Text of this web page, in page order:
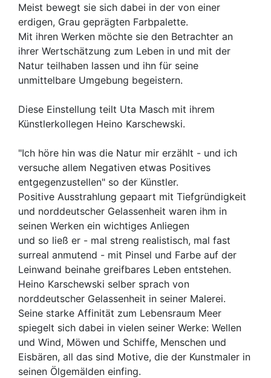
Meist bewegt sie sich dabei in der von einer
erdigen, Grau geprägten Farbpalette.
Mit ihren Werken möchte sie den Betrachter an
ihrer Wertschätzung zum Leben in und mit der
Natur teilhaben lassen und ihn für seine
unmittelbare Umgebung begeistern.
Diese Einstellung teilt Uta Masch mit ihrem
Künstlerkollegen Heino Karschewski.
"Ich höre hin was die Natur mir erzählt - und ich
versuche allem Negativen etwas Positives
entgegenzustellen" so der Künstler.
Positive Ausstrahlung gepaart mit Tiefgründigkeit
und norddeutscher Gelassenheit waren ihm in
seinen Werken ein wichtiges Anliegen
und so ließ er - mal streng realistisch, mal fast
surreal anmutend - mit Pinsel und Farbe auf der
Leinwand beinahe greifbares Leben entstehen.
Heino Karschewski selber sprach von
norddeutscher Gelassenheit in seiner Malerei.
Seine starke Affinität zum Lebensraum Meer
spiegelt sich dabei in vielen seiner Werke: Wellen
und Wind, Möwen und Schiffe, Menschen und
Eisbären, all das sind Motive, die der Kunstmaler in
seinen Ölgemälden einfing.